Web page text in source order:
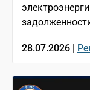
28.07.2026 |